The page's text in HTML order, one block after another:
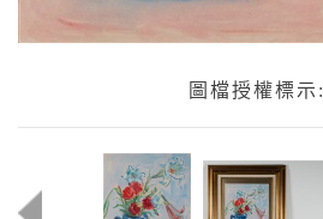
圖檔授權標示: